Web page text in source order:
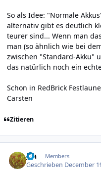
So als Idee: "Normale
alternativ gibt es deutlich
teurer sind... Wenn man
man (so ähnlich wie bei
zwischen "Standard-Akku"
das natürlich noch ein
Schon in RedBrick
Carsten
Zitieren
jan Members
Geschrieben December